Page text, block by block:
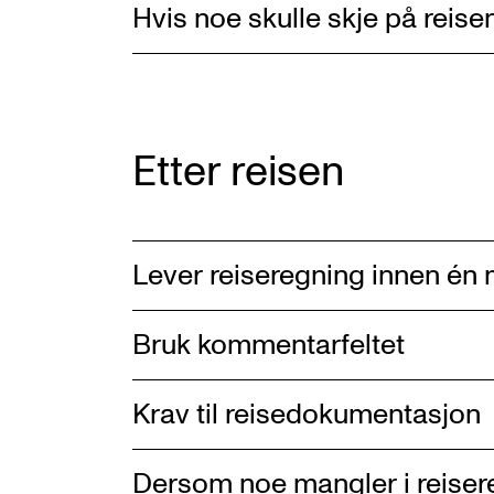
Hvis noe skulle skje på
Etter reisen
Lever reiseregning innen én
Bruk kommentarfeltet
Krav til reisedokumentasjon
Dersom noe mangler i